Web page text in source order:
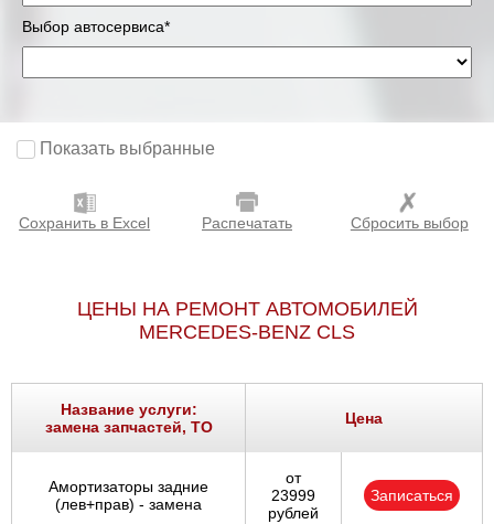
Выбор автосервиса*
Показать выбранные
Сохранить в Excel Распечатать Сбросить выбор
ЦЕНЫ НА РЕМОНТ АВТОМОБИЛЕЙ
MERCEDES-BENZ CLS
Название услуги:
замена запчастей, ТО
Цена
Амортизаторы задние
(лев+прав) - замена
от
23999
рублей
Записаться